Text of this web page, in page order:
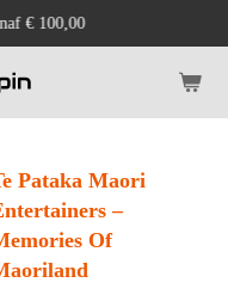
€ 100,00
Pataka Maori
‎–
Of